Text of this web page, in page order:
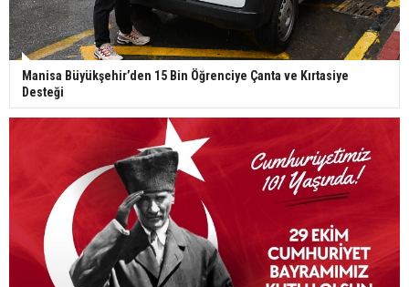
Manisa Büyükşehir’den 15 Bin Öğrenciye Çanta ve Kırtasiye
Desteği